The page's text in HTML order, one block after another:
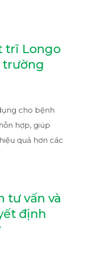
trĩ Longo
trường
cho bệnh
hợp, giúp
quả hơn các
tư vấn và
định